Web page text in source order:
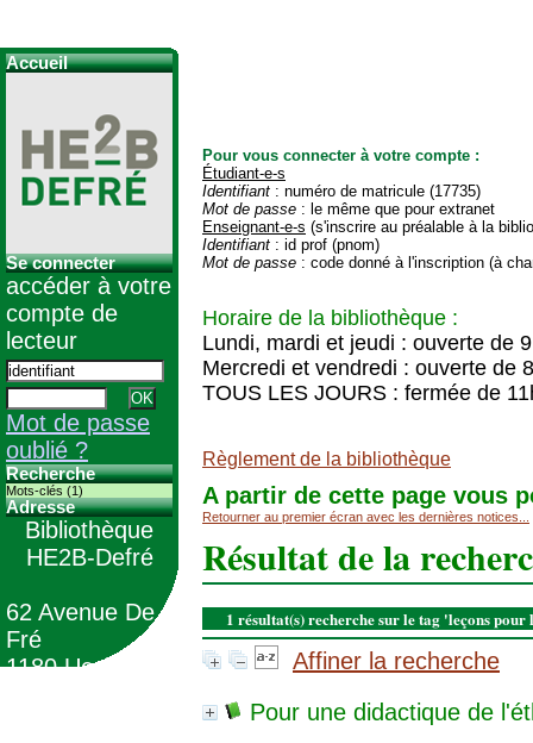
Pour vous connecter à votre compte :
Étudiant-e-s
Identifiant : numéro de matricule (17735)
Mot de passe : le même que pour extranet
Enseignant-e-s (s'inscrire au préalable à la
Identifiant : id prof (pnom)
Mot de passe : code donné à l'inscription (à
Horaire de la bibliothèque :
Lundi, mardi et jeudi : ouverte de
Mercredi et vendredi : ouverte de
TOUS LES JOURS : fermée de
Règlement de la bibliothèque
A partir de cette page vous
Retourner au premier écran avec les dernières notices...
Résultat de la
1 résultat(s) recherche sur le tag 'leçons
Affiner la recherche
Pour une didactique de
Accueil
Se connecter
accéder à votre
compte de
lecteur
Mot de passe
oublié ?
Recherche
Mots-clés (1)
Adresse
Bibliothèque
HE2B-Defré
62 Avenue De
Fré
1180 Uccle